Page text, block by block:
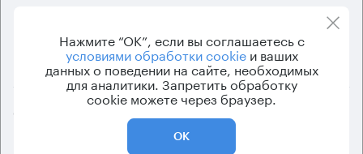
Каталог бизнес-центров О компании
Вакансии
Контакты
© 2026 Fortex.Group. ООО «АРЕНДА ОФИСА», ОГРН 1177746948686,
Политика конфиденциальности
Нажмите “ОК”, если вы соглашаетесь с
условиями обработки cookieи ваших
данных о поведении на сайте, необходимых
для аналитики. Запретить обработку
cookie можете через браузер.
ОК